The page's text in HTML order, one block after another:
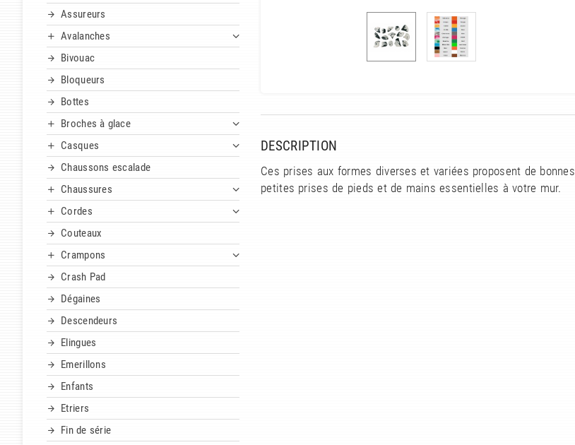
Assureurs
Avalanches
Bivouac
Bloqueurs
Bottes
Broches à glace
Casques
Chaussons escalade
Chaussures
Cordes
Couteaux
Crampons
Crash Pad
Dégaines
Descendeurs
Elingues
Emerillons
Enfants
Etriers
Fin de série
DESCRIPTION
Ces prises aux formes diverses et variées proposent de bonnes
petites prises de pieds et de mains essentielles à votre mur.